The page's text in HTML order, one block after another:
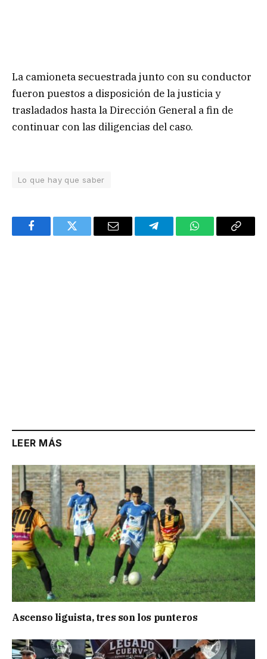
La camioneta secuestrada junto con su conductor
fueron puestos a disposición de la justicia y
trasladados hasta la Dirección General a fin de
continuar con las diligencias del caso.
Lo que hay que saber
FacebookTwitter Email TelegramWhatsAppCopy
LEER MÁS
Ascenso liguista, tres son los punteros